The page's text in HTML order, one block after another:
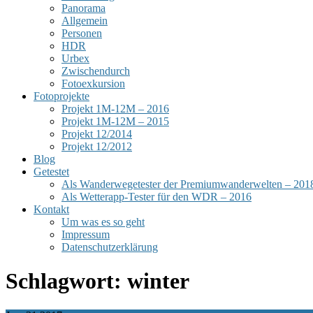
Panorama
Allgemein
Personen
HDR
Urbex
Zwischendurch
Fotoexkursion
Fotoprojekte
Projekt 1M-12M – 2016
Projekt 1M-12M – 2015
Projekt 12/2014
Projekt 12/2012
Blog
Getestet
Als Wanderwegetester der Premiumwanderwelten –
Als Wetterapp-Tester für den WDR – 2016
Kontakt
Um was es so geht
Impressum
Datenschutzerklärung
Schlagwort: winter